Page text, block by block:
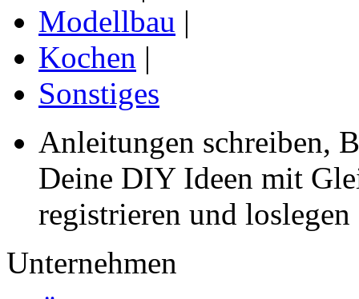
Modellbau |
Kochen |
Sonstiges
Anleitungen schreiben,
Deine DIY Ideen mit
registrieren und loslegen
Unternehmen